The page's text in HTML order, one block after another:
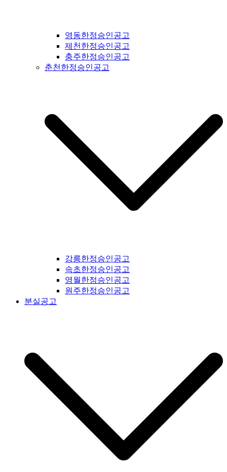
영동한정승인공고
제천한정승인공고
충주한정승인공고
춘천한정승인공고
강릉한정승인공고
속초한정승인공고
영월한정승인공고
원주한정승인공고
분실공고